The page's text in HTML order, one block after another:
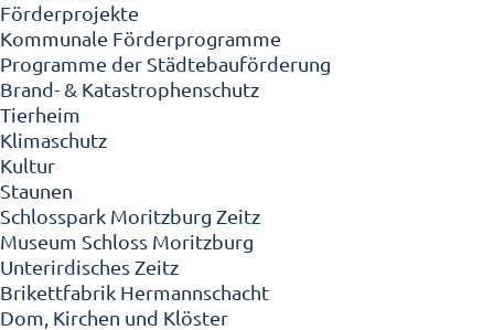
Förderprojekte
Kommunale Förderprogramme
Programme der Städtebauförderung
Brand- & Katastrophenschutz
Tierheim
Klimaschutz
Kultur
Staunen
Schlosspark Moritzburg Zeitz
Museum Schloss Moritzburg
Unterirdisches Zeitz
Brikettfabrik Hermannschacht
Dom, Kirchen und Klöster